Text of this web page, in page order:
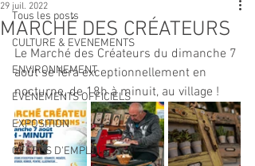
Tous les posts
CULTURE & EVENEMENTS
ENVIRONNEMENT
ÉVÉNEMENTS OFFICIELS
EXPOSITION
OFFRES D'EMPLOI
MARCHÉ DES CRÉATEURS
29 juil. 2022
Le Marché des Créateurs du dimanche 7
août se fera exceptionnellement en
nocturne, de 18h à minuit, au village !